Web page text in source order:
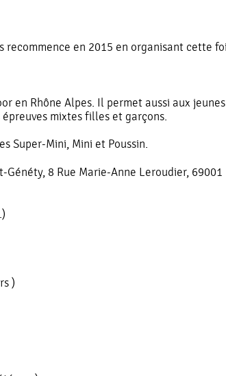
en 2015 en organisant cette
en Rhône Alpes. Il permet aussi aux
mixtes filles et garçons.
Super-Mini, Mini et Poussin.
8 Rue Marie-Anne Leroudier, 69001
)